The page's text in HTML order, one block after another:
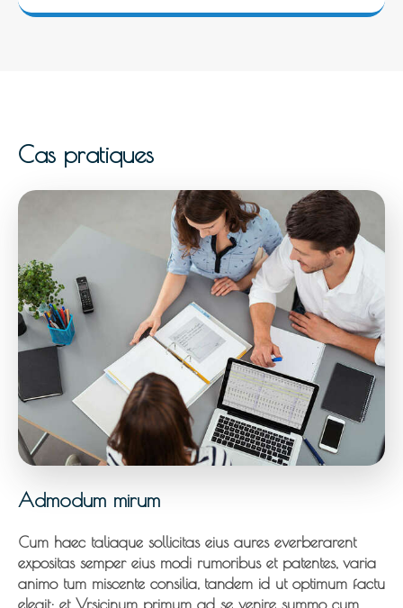
Cas pratiques
Admodum mirum
Cum haec taliaque sollicitas eius aures everberarent
expositas semper eius modi rumoribus et patentes, varia
animo tum miscente consilia, tandem id ut optimum factu
elegit: et Vrsicinum primum ad se venire summo cum